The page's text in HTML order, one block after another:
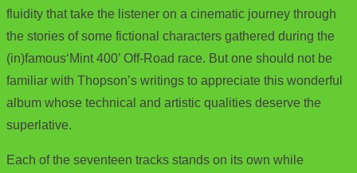
fluidity that take the listener on a cinematic journey through
the stories of some fictional characters gathered during the
(in)famous‘Mint 400’ Off-Road race. But one should not be
familiar with Thopson’s writings to appreciate this wonderful
album whose technical and artistic qualities deserve the
superlative.
Each of the seventeen tracks stands on its own while